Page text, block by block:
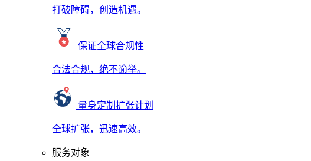
打破障碍，创造机遇。
保证全球合规性
合法合规，绝不逾举。
量身定制扩张计划
全球扩张，迅速高效。
服务对象